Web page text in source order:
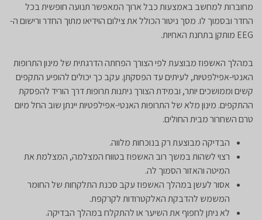
מחוברות למחשב באמצעות כבל ארוך המאפשר תנועה חופשית בכל
החדר ובסמוך לו. מסך ניטור הכולל את צילום הוידיאו מתוך החדר ורישום ה-
EEG מותקן בתחנת האחיות.
במהלך האשפוז מבוצעת לפי הצורך הפחתה הדרגתית של מינון התרופות
האנטי-אפילפטיות, לעיתים עד הפסקתן. עקב כך יכולים להופיע התקפים
קשים וממושכים יותר, ובמידת הצורך ניתנות תרופות דרך הוריד להפסקת
ההתקפים. מינון מלא של התרופות האנטי-אפילפטיות יינתן שוב החל מיום
טרם השחרור מבית החולים.
הבדיקה מבוצעת רק בנוכחות מלווה.
רצוי לשהות במשך רוב האשפוז בטווח המצלמה, המצלמת את
המיטה והאזור הסמוך לה.
אסור לעשן במהלך האשפוז עקב סכנת התלקחות של החומר
המשמש להדבקת האלקטרודות לקרקפת.
לא ניתן לחפוף את השיער או להתקלח במהלך הבדיקה.